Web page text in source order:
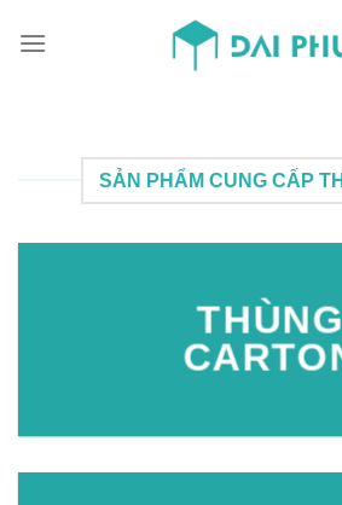
SẢN PHẨM CUNG CẤP
THÙNG